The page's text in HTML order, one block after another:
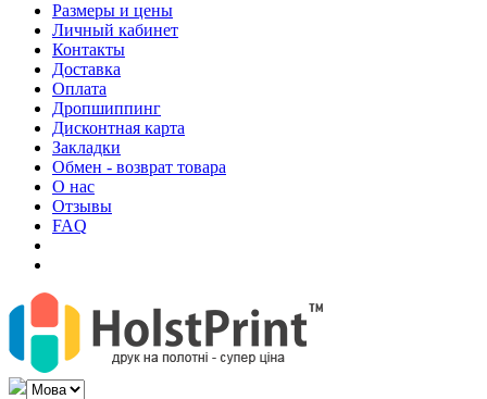
Размеры и цены
Личный кабинет
Контакты
Доставка
Оплата
Дропшиппинг
Дисконтная карта
Закладки
Обмен - возврат товара
О нас
Отзывы
FAQ